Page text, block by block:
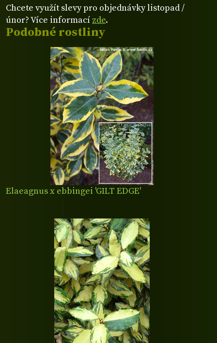
Podobné rostliny
Elaeagnus x ebbingei 'GILT EDGE'
Chcete využít slevy pro objednávky listopad /
únor? Více informací zde.